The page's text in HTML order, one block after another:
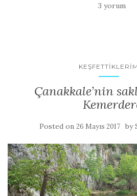
3 yorum
KEŞFETTIKLERIM
Çanakkale’nin
Posted on 26 Mayıs 2017 by